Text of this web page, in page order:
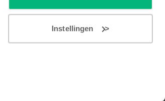
Instellingen